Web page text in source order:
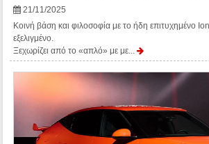
21/11/2025
Κοινή βάση και φιλοσοφία με το ήδη επιτυχημένο
εξελιγμένο.
Ξεχωρίζει από το «απλό» με με...